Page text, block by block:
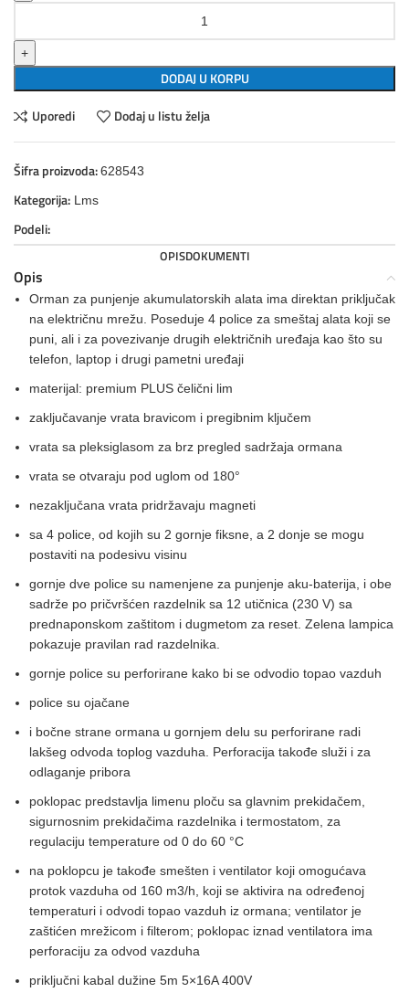
DODAJ U KORPU
Uporedi
Dodaj u listu želja
Šifra proizvoda:628543
Kategorija: Lms
Podeli:
OPISDOKUMENTI
Opis
Orman za punjenje akumulatorskih alata ima direktan priključak
na električnu mrežu. Poseduje 4 police za smeštaj alata koji se
puni, ali i za povezivanje drugih električnih uređaja kao što su
telefon, laptop i drugi pametni uređaji
materijal: premium PLUS čelični lim
zaključavanje vrata bravicom i pregibnim ključem
vrata sa pleksiglasom za brz pregled sadržaja ormana
vrata se otvaraju pod uglom od 180°
nezaključana vrata pridržavaju magneti
sa 4 police, od kojih su 2 gornje fiksne, a 2 donje se mogu
postaviti na podesivu visinu
gornje dve police su namenjene za punjenje aku-baterija, i obe
sadrže po pričvršćen razdelnik sa 12 utičnica (230 V) sa
prednaponskom zaštitom i dugmetom za reset. Zelena lampica
pokazuje pravilan rad razdelnika.
gornje police su perforirane kako bi se odvodio topao vazduh
police su ojačane
i bočne strane ormana u gornjem delu su perforirane radi
lakšeg odvoda toplog vazduha. Perforacija takođe služi i za
odlaganje pribora
poklopac predstavlja limenu ploču sa glavnim prekidačem,
sigurnosnim prekidačima razdelnika i termostatom, za
regulaciju temperature od 0 do 60 °C
na poklopcu je takođe smešten i ventilator koji omogućava
protok vazduha od 160 m3/h, koji se aktivira na određenoj
temperaturi i odvodi topao vazduh iz ormana; ventilator je
zaštićen mrežicom i filterom; poklopac iznad ventilatora ima
perforaciju za odvod vazduha
priključni kabal dužine 5m 5×16A 400V